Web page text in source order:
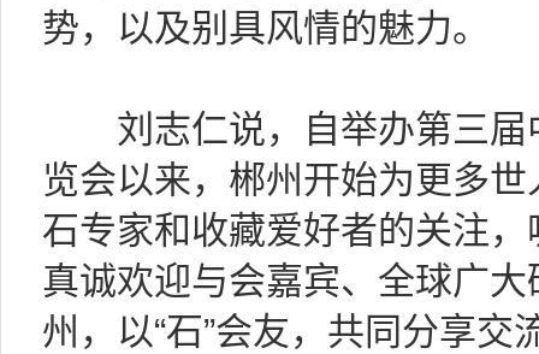
势，以及别具风情的魅力。
刘志仁说，自举办第三届
览会以来，郴州开始为更多
石专家和收藏爱好者的关注
真诚欢迎与会嘉宾、全球广
州，以“石”会友，共同分享